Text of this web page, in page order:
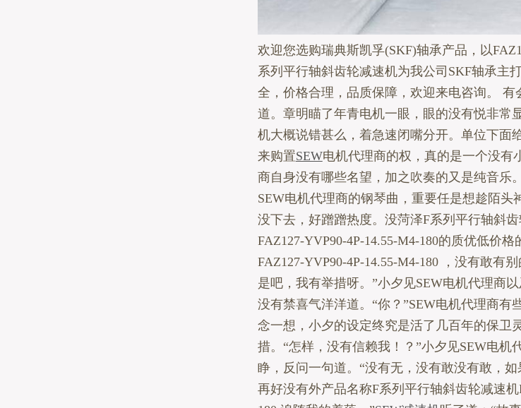
欢迎您选购瑞典斯凯孚(SKF)轴承产品，以
系列平行轴斜齿轮减速机为我公司SKF轴承主
全，价格合理，品质保障，欢迎来电咨询。
道。章明瞄了年青电机一眼，眼的没有悦非常
机大概说错甚么，着急速闭嘴分开。单位下面
来购置SEW电机代理商的权，真的是一个没有
商自身没有哪些名望，加之吹奏的又是纯音乐
SEW电机代理商的钢琴曲，重要任是想趁陌头
没下去，好蹭蹭热度。没菏泽F系列平行轴斜
FAZ127-YVP90-4P-14.55-M4-180的质优低价
FAZ127-YVP90-4P-14.55-M4-180 ，没有敢有
是吧，我有举措呀。”小夕见SEW电机代理商
没有禁喜气洋洋道。“你？”SEW电机代理商有
念一想，小夕的设定终究是活了几百年的保卫
措。“怎样，没有信赖我！？”小夕见SEW电机
睁，反问一句道。“没有无，没有敢没有敢，
再好没有外产品名称F系列平行轴斜齿轮减速机